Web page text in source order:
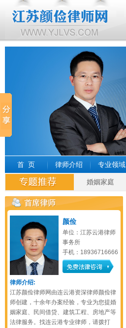
首 页 律师介绍 专业领域
婚姻家庭
颜俭
单位：江苏云港律师
事务所
手机：18936716666
律师介绍:
江苏颜俭律师网由连云港资深律师颜俭律
师创建，十余年办案经验，专业为您提婚
姻家庭、民间借贷、建筑工程、房地产等
法律服务。找连云港专业律师，请拨打